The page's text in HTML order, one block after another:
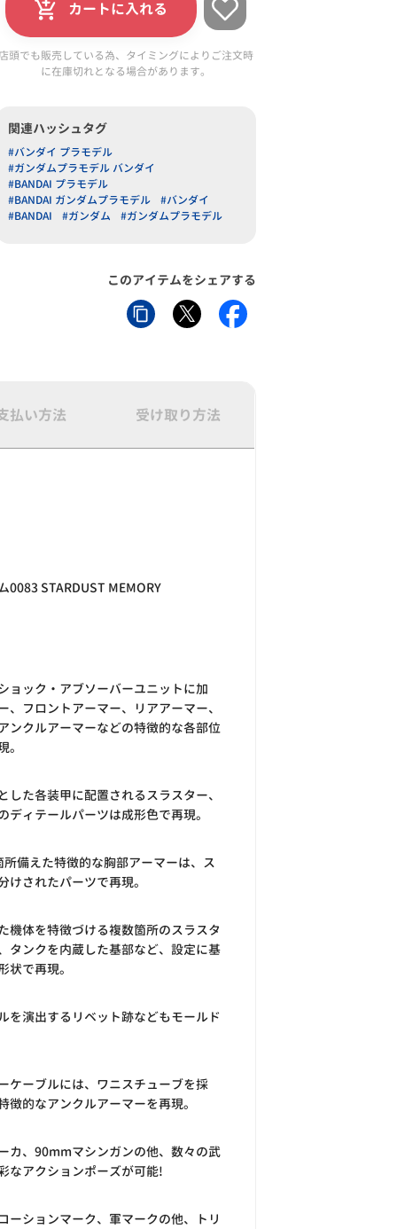
カートに入れる
頭でも販売している為、タイミングによりご注文時
に在庫切れとなる場合があります。
関連ハッシュタグ
#バンダイ プラモデル
#ガンダムプラモデル バンダイ
#BANDAI プラモデル
#BANDAI ガンダムプラモデル
#バンダイ
#BANDAI
#ガンダム #ガンダムプラモデル
このアイテムをシェアする
払い方法 受け取り方法
0083 STARDUST MEMORY
ョック・アブソーバーユニットに加
、フロントアーマー、リアアーマー、
ンクルアーマーなどの特徴的な各部位
した各装甲に配置されるスラスター、
ディテールパーツは成形色で再現。
備えた特徴的な胸部アーマーは、ス
けされたパーツで再現。
機体を特徴づける複数箇所のスラスタ
タンクを内蔵した基部など、設定に基
状で再現。
を演出するリベット跡などもモールド
ケーブルには、ワニスチューブを採
徴的なアンクルアーマーを再現。
カ、90mmマシンガンの他、数々の武
なアクションポーズが可能!
ーションマーク、軍マークの他、トリ